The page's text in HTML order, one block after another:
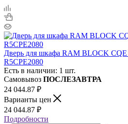
Дверь для шкафа RAM BLOCK
R5CPE2080
Есть в наличии: 1 шт.
Самовывоз ПОСЛЕЗАВТРА
24 044.87 ₽
Варианты цен
24 044.87 ₽
Подробности